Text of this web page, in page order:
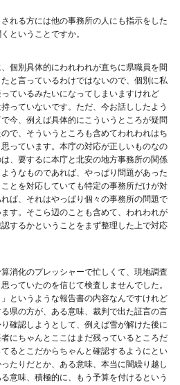
れる方には他の事務所の人にも指示をした
ということですか。
個別具体的にわれわれが直ちに県職員を間
と言っているわけではないので、個別に私
ているみたいになってしまいますけれど
っていないです。ただ、今お話ししたよう
今、例えば具体的にこういうところが疑問
で、そういうところも含めてわれわれはち
っています。本庁の対応が正しいものなの
、要するに本庁と北安の地方事務所の関係
うなものであれば、やっぱり問題があった
とを対応していても特定の事務所だけが対
ば、それはやっぱり個々の事務所の問題で
す。そこら辺のことも含めて、われわれが
するかということをまず整理した上で対応
消化のプレッシャーで忙しくて、現地調査
っていたのを信じて検査しませんでした。
というような報告書の内容なんですけれど
県の方が、ある意味、裁判で出た証言の言
確認しようとして、例えば雪が解けた後に
にちゃんとここはまだ残っているところだ
るとこだからちゃんと確認するようにとい
たりだとか、ある意味、本当に闇繰り越し
意味、積極的に、もう予算を付けるという